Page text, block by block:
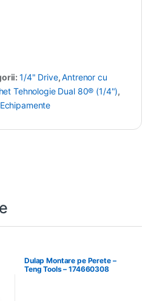
1/4" Drive,Antrenor cu
Tehnologie Dual 80® (1/4"),
Dulap Montare pe Perete –
Teng Tools – 174660308